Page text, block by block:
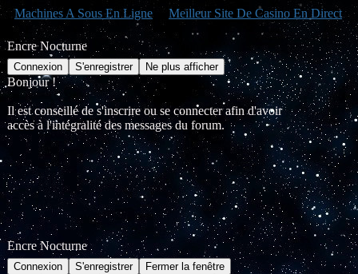
Machines A Sous En Ligne Meilleur Site De Casino En Direct
Encre Nocturne
Bonjour !
Il est conseillé de s'inscrire ou se connecter afin d'avoir
accès à l'intégralité des messages du forum.
Encre Nocturne